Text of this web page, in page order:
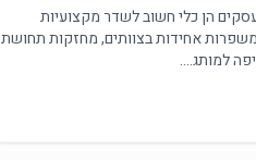
הן כלי חשוב לשדר מקצועיות
משפרות אחידות בצוותים, מחזקות תחושת
למותג.…